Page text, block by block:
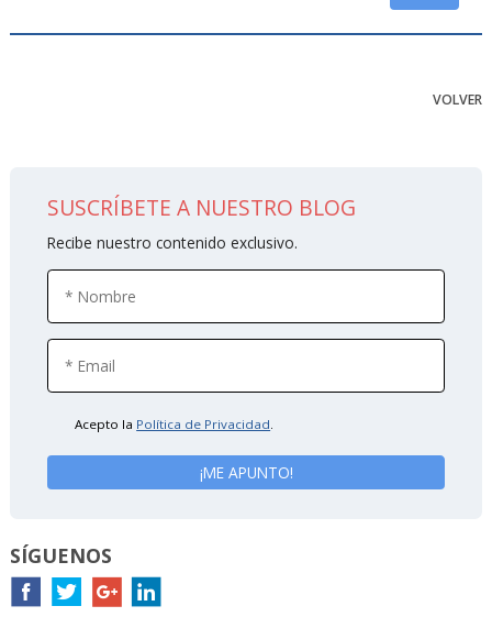
VOLVER
SUSCRÍBETE A NUESTRO BLOG
Recibe nuestro contenido exclusivo.
Acepto la Política de Privacidad
SÍGUENOS